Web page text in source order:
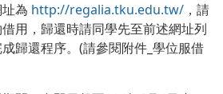
為 http://regalia.tku.edu.tw/ ，請
用，歸還時請同學先至前述網址列
成歸還程序。(請參閱附件_學位服借